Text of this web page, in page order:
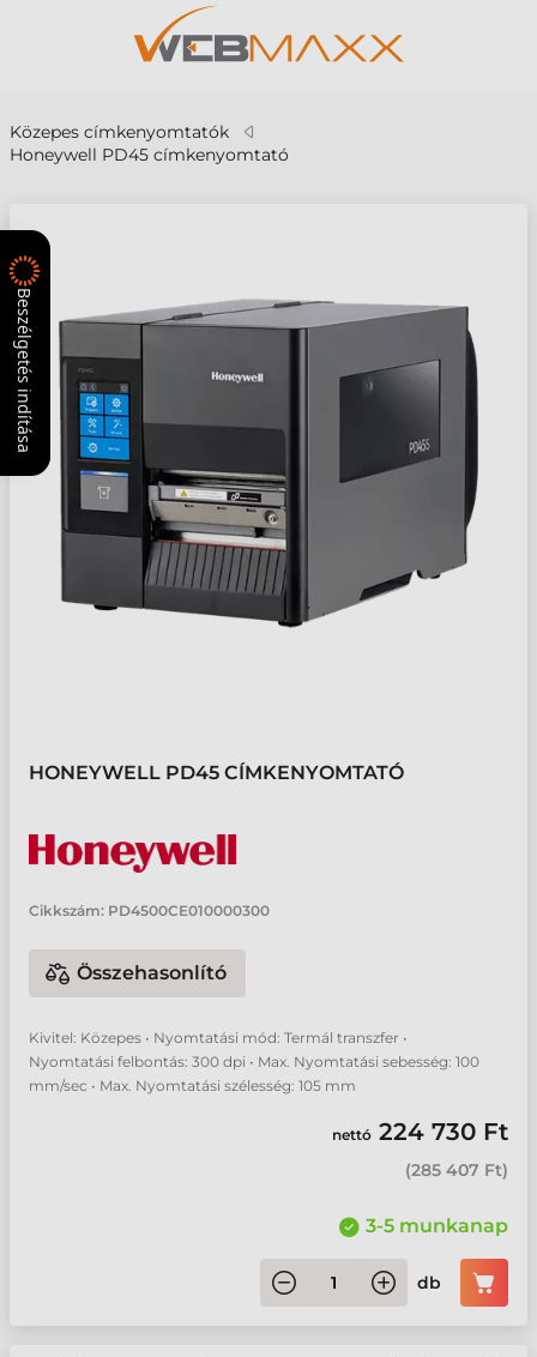
Közepes címkenyomtatók
Honeywell PD45 címkenyomtató
HONEYWELL PD45 CÍMKENYOMTATÓ
Cikkszám: PD4500CE010000300
Összehasonlító
Kivitel: Közepes • Nyomtatási mód: Termál transzfer •
Nyomtatási felbontás: 300 dpi • Max. Nyomtatási sebesség: 100
mm/sec • Max. Nyomtatási szélesség: 105 mm
nettó 224 730 Ft
(285 407 Ft)
3-5 munkanap
db
Beszélgetés indítása